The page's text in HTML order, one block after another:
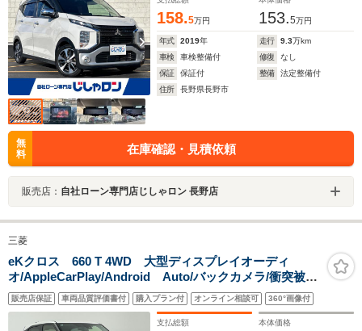
158.5万円 153.5万円
年式 2019年 走行 9.3万km
車検
車検整備付 修復
なし
保証
保証付 整備
法定整備付
住所
長野県長野市
無
料
在庫確認・見積依頼
販売店： 自社ローン専門店じしゃロン 長野店
三菱
eKクロス 660 T 4WD 大型ディスプレイオーディ
オ/AppleCarPlay/Android Auto/バックカメラ/衝突被害
軽減ブレーキ/レーンキープアシスト/コーナーセンサー/シ
ートヒーター/ハンドルヒーター/パドルシフト/スマートキ
ー/LEDライト/禁煙車
販売店保証 車両品質評価書付 購入プラン付 オンライン相談可 360°画像付
支払総額 本体価格